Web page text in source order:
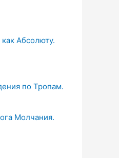
Абсолюту.
по Тропам.
Молчания.